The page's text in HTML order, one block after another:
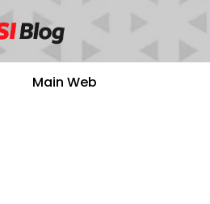
Main Web